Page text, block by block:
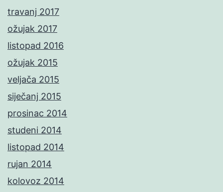
travanj 2017
ožujak 2017
listopad 2016
ožujak 2015
veljača 2015
siječanj 2015
prosinac 2014
studeni 2014
listopad 2014
rujan 2014
kolovoz 2014